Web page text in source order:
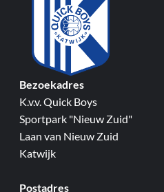
Bezoekadres
K.v.v. Quick Boys
Sportpark "Nieuw Zuid"
Laan van Nieuw Zuid
Katwijk
Postadres